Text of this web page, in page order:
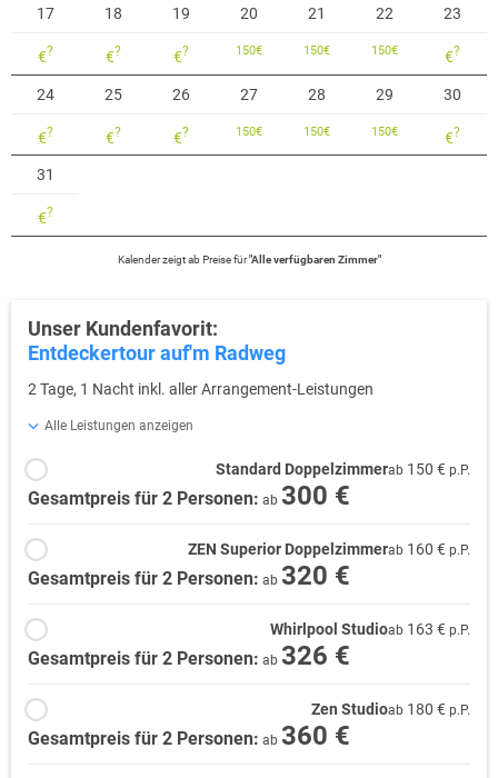
17
€?
18
€?
19
€?
20
150€
21
150€
22
150€
23
€?
24
€?
25
€?
26
€?
27
150€
28
150€
29
150€
30
€?
31
€?
Kalender zeigtab Preise für"Alle verfügbaren Zimmer"
Unser Kundenfavorit:
Entdeckertour auf'm Radweg
2 Tage, 1 Nacht inkl. aller Arrangement-Leistungen
Alle Leistungen anzeigen
Standard Doppelzimmerab 150 € p.P.
Gesamtpreis für 2 Personen: ab 300 €
ZEN Superior Doppelzimmerab 160 € p.P.
Gesamtpreis für 2 Personen: ab 320 €
Whirlpool Studioab 163 € p.P.
Gesamtpreis für 2 Personen: ab 326 €
Zen Studioab 180 € p.P.
Gesamtpreis für 2 Personen: ab 360 €